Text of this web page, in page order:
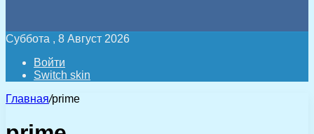
Суббота , 8 Август 2026
Войти
Switch skin
Главная/prime